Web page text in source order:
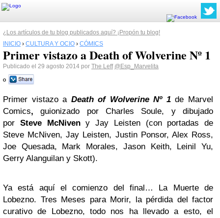
¿Los artículos de tu blog publicados aquí? ¡Propón tu blog!
INICIO › CULTURA Y OCIO › CÓMICS
Primer vistazo a Death of Wolverine Nº 1
Publicado el 29 agosto 2014 por The Leff @Esp_Marvelita
º
Primer vistazo a Death of Wolverine Nº 1 de Marvel
Comics,guionizado por Charles Soule, y dibujado
por Steve McNiveny Jay Leisten (con portadas de
Steve McNiven, Jay Leisten, Justin Ponsor, Alex Ross,
Joe Quesada, Mark Morales, Jason Keith, Leinil Yu,
Gerry Alanguilan y Skott).
Ya está aquí el comienzo del final… La Muerte de
Lobezno. Tres Meses para Morir, la pérdida del factor
curativo de Lobezno, todo nos ha llevado a esto, el